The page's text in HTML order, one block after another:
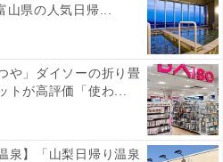
後はタオルで叩くようにして
体も同じく泡を使って優しく
洗い・ゴシゴシ拭き取りは肌
をする
ている油脂が流れ落ちている
山県の人気日帰...
や」ダイソーの折り畳
トが高評価「使わ...
泉】「山梨日帰り温泉